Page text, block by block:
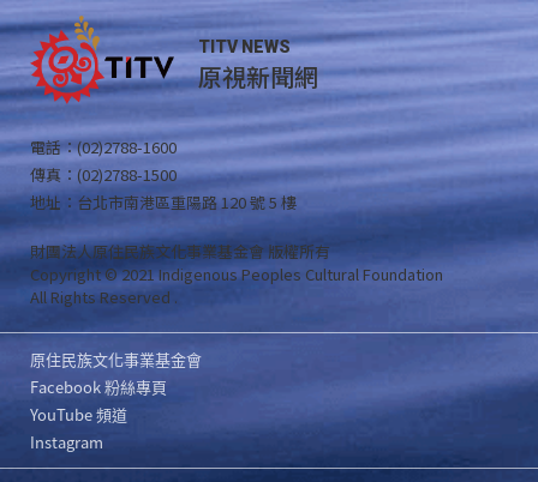
TITV NEWS
原視新聞網
電話：(02)2788-1600
傳真：(02)2788-1500
地址：台北市南港區重陽路 120 號 5 樓
財團法人原住民族文化事業基金會 版權所有
Copyright © 2021 Indigenous Peoples Cultural Foundation
All Rights Reserved .
原住民族文化事業基金會
Facebook 粉絲專頁
YouTube 頻道
Instagram